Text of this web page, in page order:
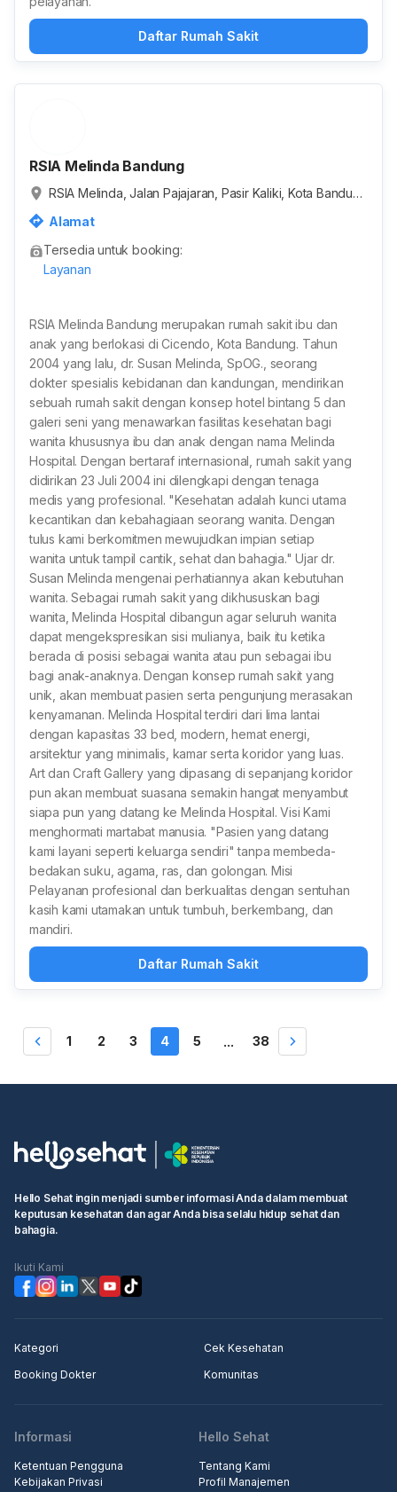
Daftar Rumah Sakit
RSIA Melinda Bandung
RSIA Melinda, Jalan Pajajaran, Pasir Kaliki, Kota Bandun
Alamat
Tersedia untuk booking:
Layanan
RSIA Melinda Bandung merupakan rumah sakit ibu dan
anak yang berlokasi di Cicendo, Kota Bandung. Tahun
2004 yang lalu, dr. Susan Melinda, SpOG., seorang
dokter spesialis kebidanan dan kandungan, mendirikan
sebuah rumah sakit dengan konsep hotel bintang 5 dan
galeri seni yang menawarkan fasilitas kesehatan bagi
wanita khususnya ibu dan anak dengan nama Melinda
Hospital. Dengan bertaraf internasional, rumah sakit yang
didirikan 23 Juli 2004 ini dilengkapi dengan tenaga
medis yang profesional. "Kesehatan adalah kunci utama
kecantikan dan kebahagiaan seorang wanita. Dengan
tulus kami berkomitmen mewujudkan impian setiap
wanita untuk tampil cantik, sehat dan bahagia." Ujar dr.
Susan Melinda mengenai perhatiannya akan kebutuhan
wanita. Sebagai rumah sakit yang dikhususkan bagi
wanita, Melinda Hospital dibangun agar seluruh wanita
dapat mengekspresikan sisi mulianya, baik itu ketika
berada di posisi sebagai wanita atau pun sebagai ibu
bagi anak-anaknya. Dengan konsep rumah sakit yang
unik, akan membuat pasien serta pengunjung merasakan
kenyamanan. Melinda Hospital terdiri dari lima lantai
dengan kapasitas 33 bed, modern, hemat energi,
arsitektur yang minimalis, kamar serta koridor yang luas.
Art dan Craft Gallery yang dipasang di sepanjang koridor
pun akan membuat suasana semakin hangat menyambut
siapa pun yang datang ke Melinda Hospital. Visi Kami
menghormati martabat manusia. "Pasien yang datang
kami layani seperti keluarga sendiri" tanpa membeda-
bedakan suku, agama, ras, dan golongan. Misi
Pelayanan profesional dan berkualitas dengan sentuhan
kasih kami utamakan untuk tumbuh, berkembang, dan
mandiri.
Daftar Rumah Sakit
1 2 3 4 5 ... 38
Hello Sehat ingin menjadi sumber informasi Anda dalam membuat
keputusan kesehatan dan agar Anda bisa selalu hidup sehat dan
bahagia.
Ikuti Kami
Kategori
Cek Kesehatan
Booking Dokter
Komunitas
Informasi
Ketentuan Pengguna
Kebijakan Privasi
Hello Sehat
Tentang Kami
Profil Manajemen